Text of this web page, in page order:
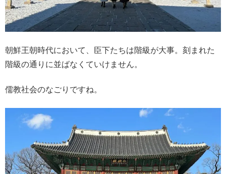
朝鮮王朝時代において、臣下たちは階級が大事。刻まれた
階級の通りに並ばなくていけません。
儒教社会のなごりですね。